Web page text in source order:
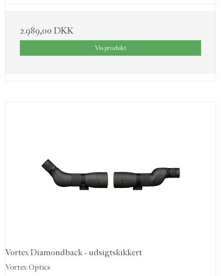
2.989,00 DKK
Vis produkt
Vortex Diamondback - udsigtskikkert
Vortex Optics